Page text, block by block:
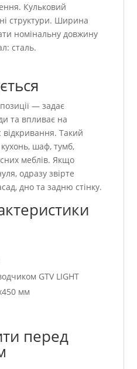
Кульковий
структури. Ширина
номінальну довжину
сталь.
— задає
та впливає на
відкривання. Такий
шаф, тумб,
меблів. Якщо
одразу звірте
дно та задню стінку.
GTV LIGHT
мм
перед